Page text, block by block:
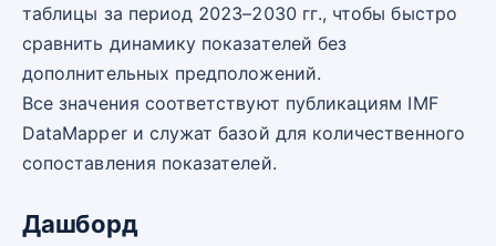
таблицы за период 2023–2030 гг., чтобы быстро
сравнить динамику показателей без
дополнительных предположений.
Все значения соответствуют публикациям IMF
DataMapper и служат базой для количественного
сопоставления показателей.
Дашборд